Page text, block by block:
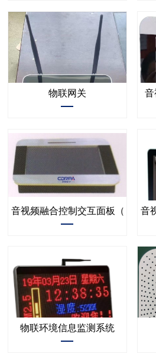
物联网关 音
音视频融合控制交互面板（7寸触
音
物联环境信息监测系统